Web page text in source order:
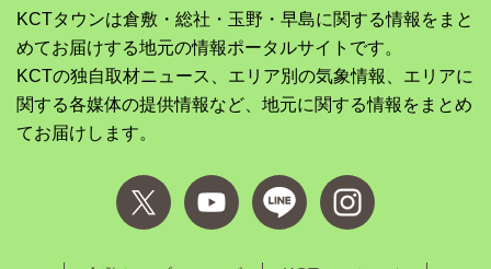
KCTタウンは倉敷・総社・玉野・早島に関する情報をまと
めてお届けする地元の情報ポータルサイトです。
KCTの独自取材ニュース、エリア別の気象情報、エリアに
関する各媒体の提供情報など、地元に関する情報をまとめ
てお届けします。